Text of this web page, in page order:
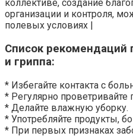
коллективе, создание
организации и контроля,
полевых условиях |
Список рекомендаций
и гриппа:
* Избегайте контакта с
* Регулярно
* Делайте влажную уборку.
* Употребляйте продукты,
* При первых признаках